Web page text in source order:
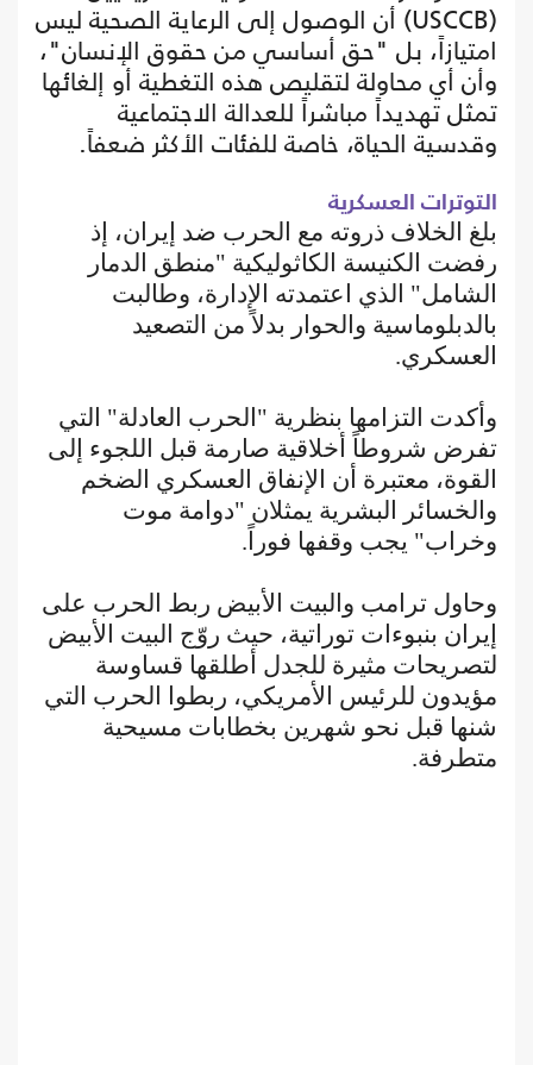
(USCCB) أن الوصول إلى الرعاية الصحية ليس
امتيازاً، بل "حق أساسي من حقوق الإنسان"،
وأن أي محاولة لتقليص هذه التغطية أو إلغائها
تمثل تهديداً مباشراً للعدالة الاجتماعية
وقدسية الحياة، خاصة للفئات الأكثر ضعفاً.
التوترات العسكرية
بلغ الخلاف ذروته مع الحرب ضد إيران، إذ
رفضت الكنيسة الكاثوليكية "منطق الدمار
الشامل" الذي اعتمدته الإدارة، وطالبت
بالدبلوماسية والحوار بدلاً من التصعيد
العسكري.
وأكدت التزامها بنظرية "الحرب العادلة" التي
تفرض شروطاً أخلاقية صارمة قبل اللجوء إلى
القوة، معتبرة أن الإنفاق العسكري الضخم
والخسائر البشرية يمثلان "دوامة موت
وخراب" يجب وقفها فوراً.
وحاول ترامب والبيت الأبيض ربط الحرب على
إيران بنبوءات توراتية، حيث روّج البيت الأبيض
لتصريحات مثيرة للجدل أطلقها قساوسة
مؤيدون للرئيس الأمريكي، ربطوا الحرب التي
شنها قبل نحو شهرين بخطابات مسيحية
متطرفة.